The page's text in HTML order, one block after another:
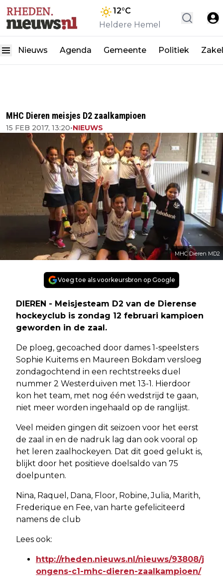
12°C
Heldere Hemel
Nieuws Agenda Gemeente Politiek
MHC Dieren meisjes D2 zaalkampioen
15 FEB 2017, 13:20•NIEUWS
MHC Dieren MD2
Voeg toe als voorkeursbron op Google
DIEREN - Meisjesteam D2 van de Dierense
hockeyclub is zondag 12 februari kampioen
geworden in de zaal.
De ploeg, gecoached door dames 1-speelsters
Sophie Kuitems en Maureen Bokdam versloeg
zondagochtend in een rechtstreeks duel
nummer 2 Westerduiven met 13-1. Hierdoor
kon het team, met nog één wedstrijd te gaan,
niet meer worden ingehaald op de ranglijst.
Veel meiden gingen dit seizoen voor het eerst
de zaal in en de nadruk lag dan ook vooral op
het leren zaalhockeyen. Dat dit goed gelukt is,
blijkt door het positieve doelsaldo van 75
doelpunten.
Nina, Raquel, Dana, Floor, Robine, Julia, Marith,
Frederique en Fee, van harte gefeliciteerd
namens de club
Lees ook:
http://rheden.nieuws.nl/nieuws/93808/j
ongens-c1-mhc-dieren-zaalkampioen/